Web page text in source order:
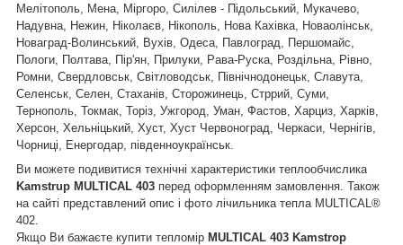
Мелітополь, Мена, Міргоро, Силілев - Підольський, Мукачево,
Надувна, Нежин, Ніколаєв, Нікополь, Нова Кахівка, Новаолінськ,
Новаград-Волинський, Вухів, Одеса, Павлоград, Першомайс,
Пологи, Полтава, Пір'ян, Прилуки, Рава-Руска, Роздільна, Рівно,
Ромни, Свердловськ, Світловодськ, Північнодонецьк, Славута,
Селенськ, Селен, Стаханів, Сторожинець, Стррий, Суми,
Тернополь, Токмак, Торіз, Ужгород, Уман, Фастов, Харциз, Харків,
Херсон, Хельніцький, Хуст, Хуст Червоноград, Черкаси, Чернігів,
Чорниці, Енергодар, південноукраїнськ.
Ви можете подивитися технічні характеристики теплообчислика
Kamstrup MULTICAL 403 перед оформленням замовлення. Також
на сайті представлений опис і фото лічильника тепла MULTICAL®
402.
Якщо Ви бажаєте купити тепломір MULTICAL 403 Kamstrop